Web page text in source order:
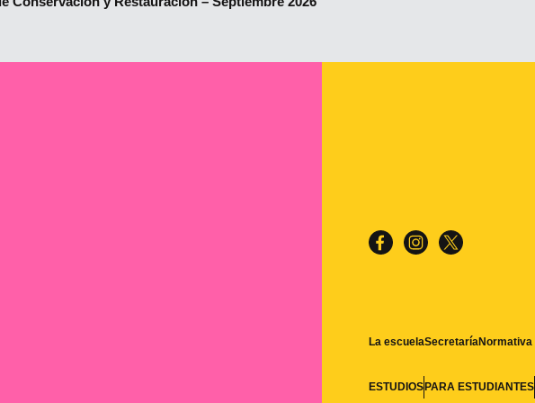
La escuelaSecretaríaNormativa
ESTUDIOS PARA ESTUDIANTES